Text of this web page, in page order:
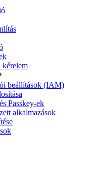
kérelem
beállítások (IAM)
Passkey-ek
alkalmazások